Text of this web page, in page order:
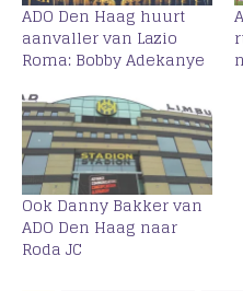
ADO Den Haag huurt
aanvaller van Lazio
Roma: Bobby Adekanye
Ook Danny Bakker van
ADO Den Haag naar
Roda JC